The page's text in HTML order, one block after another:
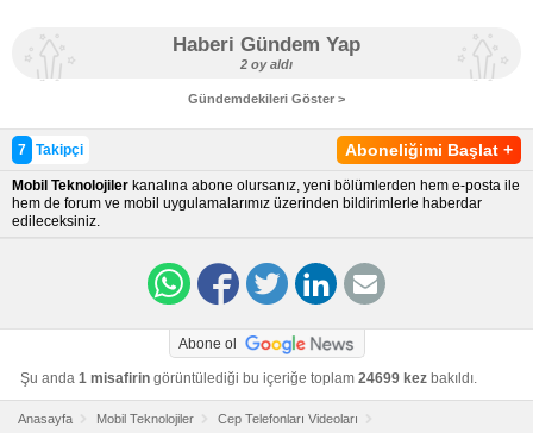
Haberi Gündem Yap
2 oy aldı
Gündemdekileri Göster >
Aboneliğimi Başlat +
7 Takipçi
Mobil Teknolojiler kanalına abone olursanız, yeni bölümlerden hem e-posta ile
hem de forum ve mobil uygulamalarımız üzerinden bildirimlerle haberdar
edileceksiniz.
Abone ol
Şu anda 1 misafirin görüntülediği bu içeriğe toplam 24699 kez bakıldı.
Anasayfa Mobil Teknolojiler
Cep Telefonları Videoları